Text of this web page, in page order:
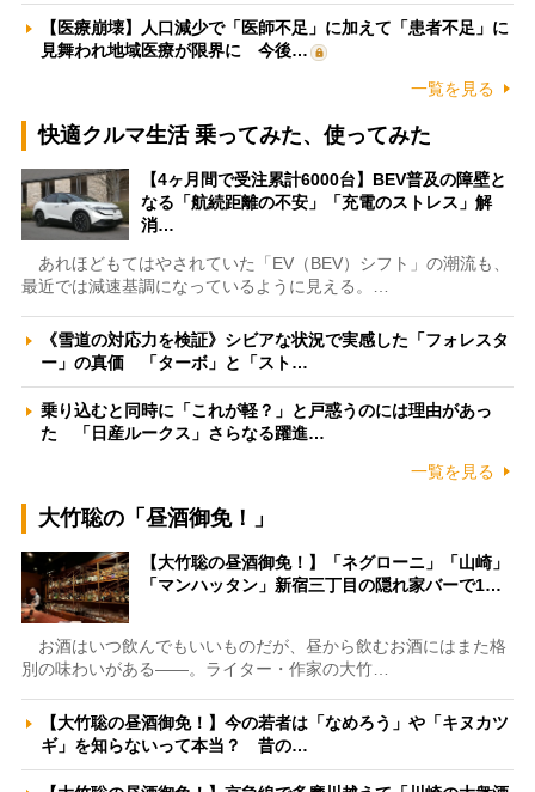
【医療崩壊】人口減少で「医師不足」に加えて「患者不足」に
見舞われ地域医療が限界に 今後…
一覧を見る
快適クルマ生活 乗ってみた、使ってみた
【4ヶ月間で受注累計6000台】BEV普及の障壁と
なる「航続距離の不安」「充電のストレス」解
消…
あれほどもてはやされていた「EV（BEV）シフト」の潮流も、
最近では減速基調になっているように見える。…
《雪道の対応力を検証》シビアな状況で実感した「フォレスタ
ー」の真価 「ターボ」と「スト…
乗り込むと同時に「これが軽？」と戸惑うのには理由があっ
た 「日産ルークス」さらなる躍進…
一覧を見る
大竹聡の「昼酒御免！」
【大竹聡の昼酒御免！】「ネグローニ」「山崎」
「マンハッタン」新宿三丁目の隠れ家バーで1…
お酒はいつ飲んでもいいものだが、昼から飲むお酒にはまた格
別の味わいがある――。ライター・作家の大竹…
【大竹聡の昼酒御免！】今の若者は「なめろう」や「キヌカツ
ギ」を知らないって本当？ 昔の…